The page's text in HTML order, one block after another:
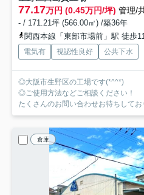
77.17万円 (0.45万円/坪) 管理/
- / 171.21坪 (566.00㎡) /築36年
関西本線「東部市場前」駅 徒歩
電気有 視認性良好 公共下水
◎大阪市生野区の工場です(*^^*)
◎ご使用方法などご相談ください！
たくさんのお問い合わせお待ちしてお
倉庫